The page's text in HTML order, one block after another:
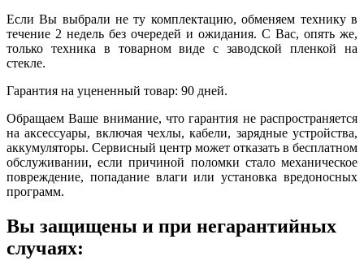
Если Вы выбрали не ту комплектацию, обменяем технику в
течение 2 недель без очередей и ожидания. С Вас, опять же,
только техника в товарном виде с заводской пленкой на
стекле.
Гарантия на уцененный товар: 90 дней.
Обращаем Ваше внимание, что гарантия не распространяется
на аксессуары, включая чехлы, кабели, зарядные устройства,
аккумуляторы. Сервисный центр может отказать в бесплатном
обслуживании, если причиной поломки стало механическое
повреждение, попадание влаги или установка вредоносных
программ.
Вы защищены и при негарантийных
случаях: